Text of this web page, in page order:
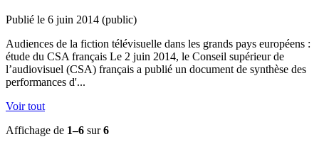
Publié le 6 juin 2014 (public)
Audiences de la fiction télévisuelle dans les grands pays européens :
étude du CSA français Le 2 juin 2014, le Conseil supérieur de
l’audiovisuel (CSA) français a publié un document de synthèse des
performances d'...
Voir tout
Affichage de 1–6 sur6